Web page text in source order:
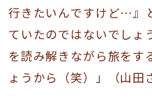
行きたいんですけど…』
ていたのではないでしょ
を読み解きながら旅をす
ょうから（笑）」（山田